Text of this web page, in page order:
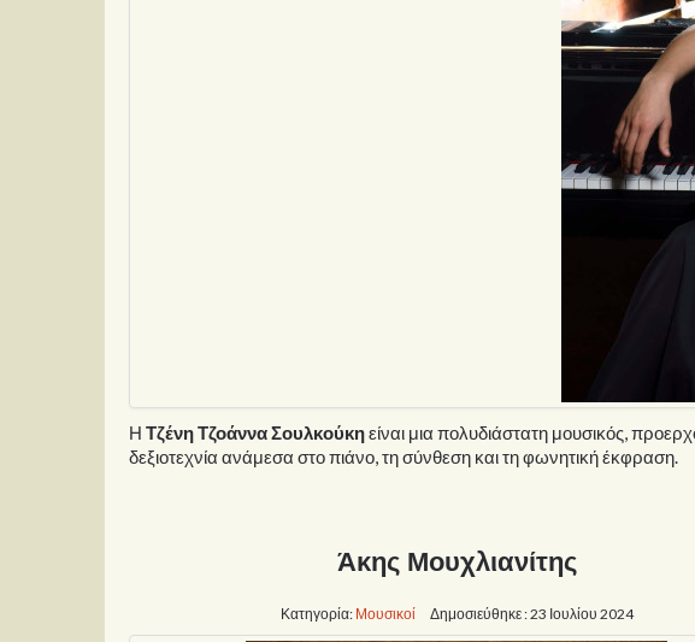
Η Τζένη Τζοάννα Σουλκούκηείναι μια πολυδιάστατη μουσικός,
δεξιοτεχνία ανάμεσα στο πιάνο, τη σύνθεση και τη φωνητική έκφραση.
Άκης Μουχλιανίτης
Κατηγορία: Μουσικοί Δημοσιεύθηκε : 23 Ιουλίου 2024